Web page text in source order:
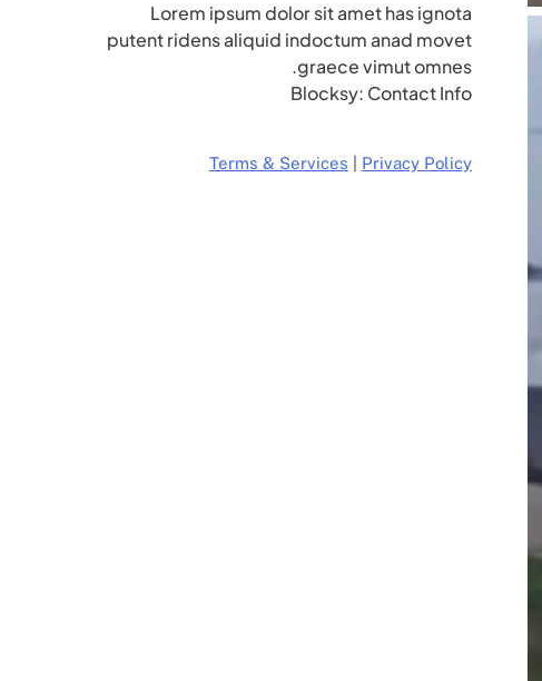
Lorem ipsum dolor sit amet has ignota
putent ridens aliquid indoctum anad movet
graece vimut omnes.
Blocksy: Contact Info
Terms & Services Privacy Policy